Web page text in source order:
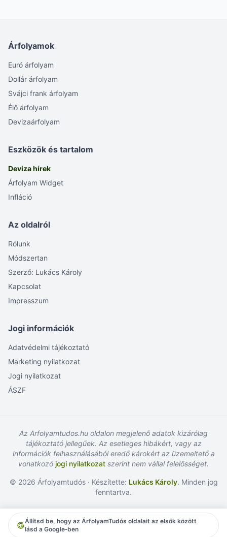
Árfolyamok
Euró árfolyam
Dollár árfolyam
Svájci frank árfolyam
Élő árfolyam
Devizaárfolyam
Eszközök és tartalom
Deviza hírek
Árfolyam Widget
Infláció
Az oldalról
Rólunk
Módszertan
Szerző: Lukács Károly
Kapcsolat
Impresszum
Jogi információk
Adatvédelmi tájékoztató
Marketing nyilatkozat
Jogi nyilatkozat
ÁSZF
Az Arfolyamtudos.hu oldalon megjelenő adatok kizárólag
tájékoztató jellegűek. Az esetleges hibákért, vagy az
információk felhasználásából eredő károkért az üzemeltető a
vonatkozó jogi nyilatkozat szerint nem vállal felelősséget.
© 2026 Árfolyamtudós · Készítette: Lukács Károly. Minden jog
fenntartva.
Állítsd be, hogy az ÁrfolyamTudós oldalait az elsők között
lásd a Google‑ben